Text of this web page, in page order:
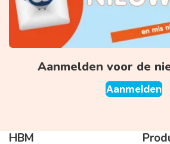
Aanmelden voor de
Aanmelden
HBM